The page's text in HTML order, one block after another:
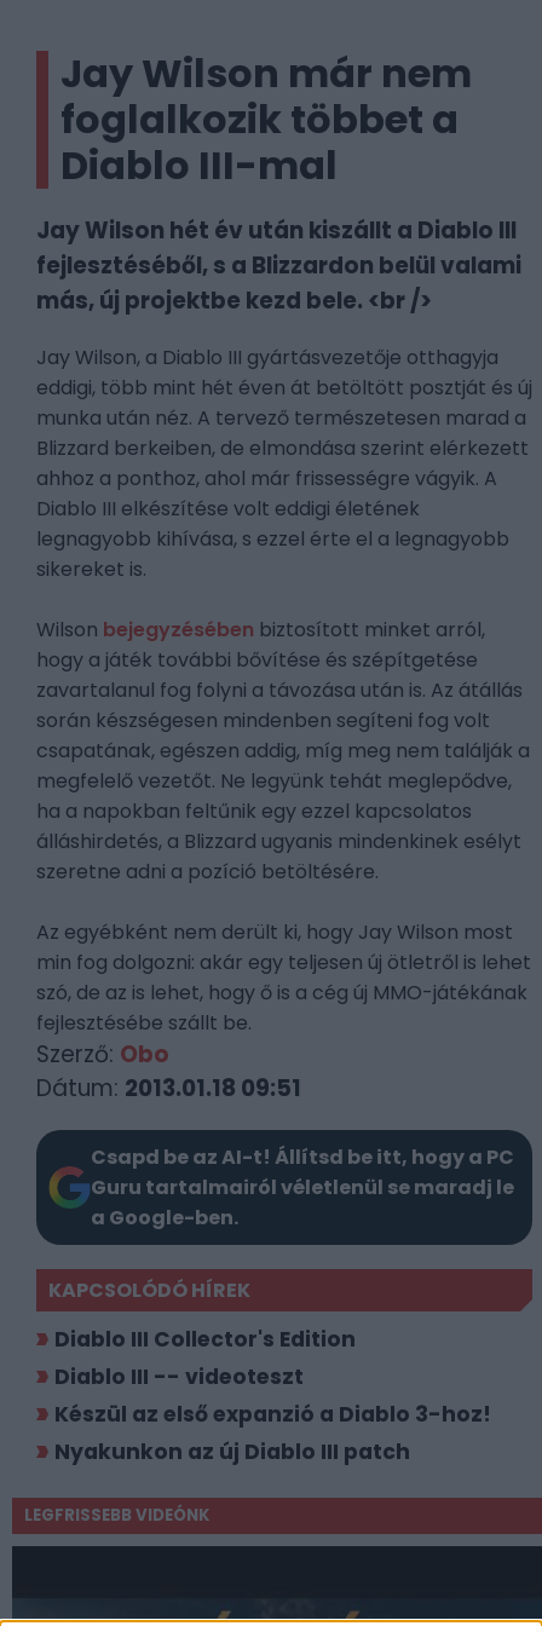
Jay Wilson már nem
foglalkozik többet a
Diablo III-mal
Jay Wilson hét év után kiszállt a Diablo III
fejlesztéséből, s a Blizzardon belül valami
más, új projektbe kezd bele. <br />
Jay Wilson, a Diablo III gyártásvezetője otthagyja
eddigi, több mint hét éven át betöltött posztját és új
munka után néz. A tervező természetesen marad a
Blizzard berkeiben, de elmondása szerint elérkezett
ahhoz a ponthoz, ahol már frissességre vágyik. A
Diablo III elkészítése volt eddigi életének
legnagyobb kihívása, s ezzel érte el a legnagyobb
sikereket is.
Wilson bejegyzésében biztosított minket arról,
hogy a játék további bővítése és szépítgetése
zavartalanul fog folyni a távozása után is. Az átállás
során készségesen mindenben segíteni fog volt
csapatának, egészen addig, míg meg nem találják a
megfelelő vezetőt. Ne legyünk tehát meglepődve,
ha a napokban feltűnik egy ezzel kapcsolatos
álláshirdetés, a Blizzard ugyanis mindenkinek esélyt
szeretne adni a pozíció betöltésére.
Az egyébként nem derült ki, hogy Jay Wilson most
min fog dolgozni: akár egy teljesen új ötletről is lehet
szó, de az is lehet, hogy ő is a cég új MMO-játékának
fejlesztésébe szállt be.
Szerző: Obo
Dátum: 2013.01.18 09:51
Csapd be az AI-t! Állítsd be itt, hogy a PC
Guru tartalmairól véletlenül se maradj le
a Google-ben.
KAPCSOLÓDÓ HÍREK
Diablo III Collector's Edition
Diablo III -- videoteszt
Készül az első expanzió a Diablo 3-hoz!
Nyakunkon az új Diablo III patch
LEGFRISSEBB VIDEÓNK